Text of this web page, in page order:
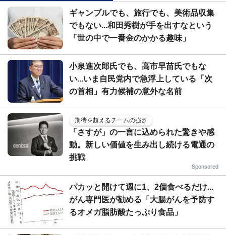
ギャンブルでも、旅行でも、美術品収集
でもない...和田秀樹が手を出すなという
「世の中で一番金のかかる趣味」
小泉進次郎氏でも、高市早苗氏でもな
い...いま自民党内で急浮上している「次
の首相」有力候補の意外な名前
期待を超えるチームの強さ
「さすが」の一言に込められた驚きや感
動。新しい価値を生み出し続ける電通の
挑戦
Sponsored
パカッと開けて週に1、2個食べるだけ...
がん専門医が勧める「大腸がんを予防す
るオメガ脂肪酸たっぷり食品」